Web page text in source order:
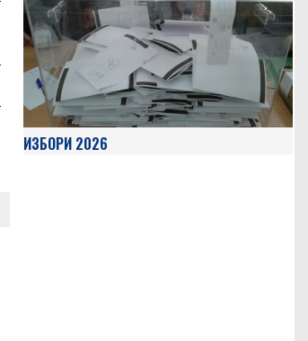
ИЗБОРИ 2026